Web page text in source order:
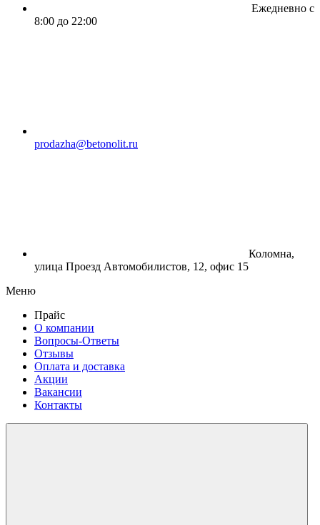
Ежедневно с
8:00 до 22:00
prodazha@betonolit.ru
Коломна,
улица Проезд Автомобилистов, 12, офис 15
Меню
Прайс
О компании
Вопросы-Ответы
Отзывы
Оплата и доставка
Акции
Вакансии
Контакты